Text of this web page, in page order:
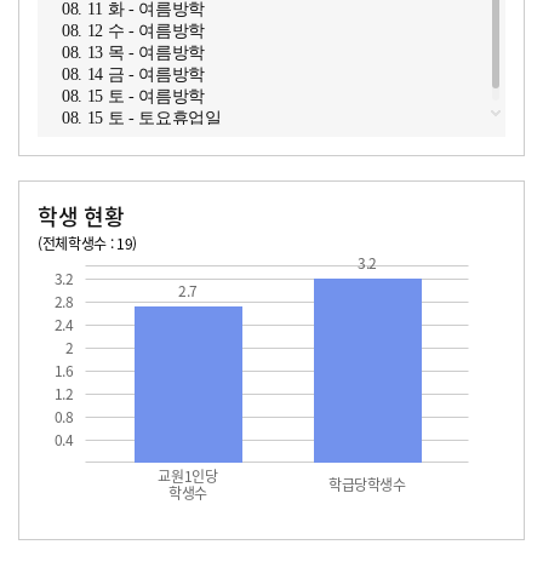
08. 11 화 - 여름방학
08. 12 수 - 여름방학
08. 13 목 - 여름방학
08. 14 금 - 여름방학
08. 15 토 - 여름방학
08. 15 토 - 토요휴업일
학생 현황
(전체학생수 : 19)
0.4
0.8
1.2
1.6
2
2.4
2.8
3.2
교원1인당
학생수 학급당학생수
2.7
3.2